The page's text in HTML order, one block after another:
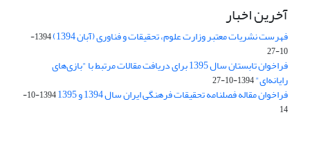
آخرین اخبار
فهرست نشریات معتبر وزارت علوم، تحقیقات و فناوری (آبان 1394)
1394-
10-27
فراخوان تابستان سال 1395 برای دریافت مقالات مرتبط با "بازی‌های
رایانه‌ای"1394-10-27
فراخوان مقاله فصلنامه تحقیقات فرهنگی ایران سال 1394 و 1395
1394-10-
14